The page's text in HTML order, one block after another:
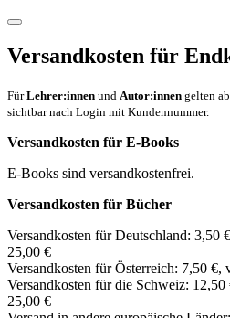
Versandkosten für
FürLehrer:innen und Autor:innen gelten
sichtbar nach Login mit Kundennummer.
Versandkosten für E-Books
E-Books sind versandkostenfrei.
Versandkosten für Bücher
Versandkosten für Deutschland: 3,50
25,00 €
Versandkosten für Österreich: 7,50 €,
Versandkosten für die Schweiz: 12,50
25,00 €